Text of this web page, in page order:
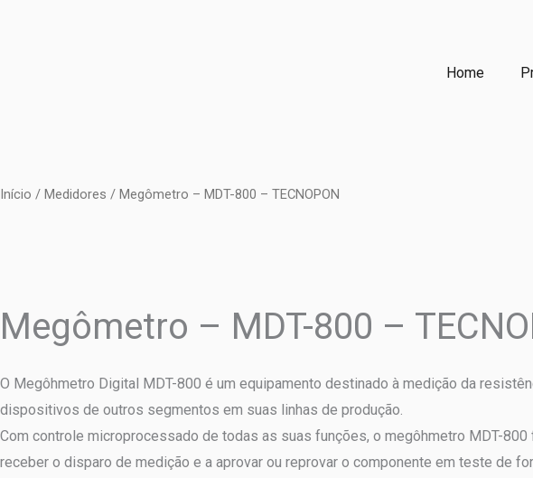
Home
Início / Medidores / Megômetro – MDT-800 – TECNOPON
Megômetro – MDT-800 –
O Megôhmetro Digital MDT-800 é um equipamento destinado à medição da
dispositivos de outros segmentos em suas linhas de produção.
Com controle microprocessado de todas as suas funções, o megôhmetro MDT-
receber o disparo de medição e a aprovar ou reprovar o componente em teste de